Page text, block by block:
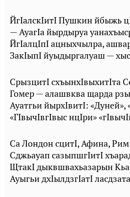
ЙгIалскIитI Пушкин йбыжь
— АуагIа йырдыруа
ЙгIалцIпI ацныхчылра,
ЗакIыпI йуыдыргалуаш —
СрызцитI схъынхIвыхитIта
Гомер — алашвква щарда
Ауатгьи йырхIвитI: «Дуней»,
«ГIвычIвгIвыс нцIри»
Са Лондон сцитI, Афина,
Сджьауап сазыпшгIитI
ЩтакI дыквшвахьазарын
Ауыгьи дхIылдзгIатI